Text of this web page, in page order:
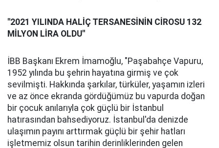
"2021 YILINDA HALİÇ TERSANESİNİN CİROSU 132
MİLYON LİRA OLDU"
İBB Başkanı Ekrem İmamoğlu, "Paşabahçe Vapuru,
1952 yılında bu şehrin hayatına girmiş ve çok
sevilmişti. Hakkında şarkılar, türküler, yaşamın izleri
ve az önce ekranda gördüğümüz bu vapurda doğan
bir çocuk anılarıyla çok güçlü bir İstanbul
hatırasından bahsediyoruz. İstanbul'da denizde
ulaşımın payını arttırmak güçlü bir şehir hatları
işletmemiz olsun tarihin derinliklerinden gelen